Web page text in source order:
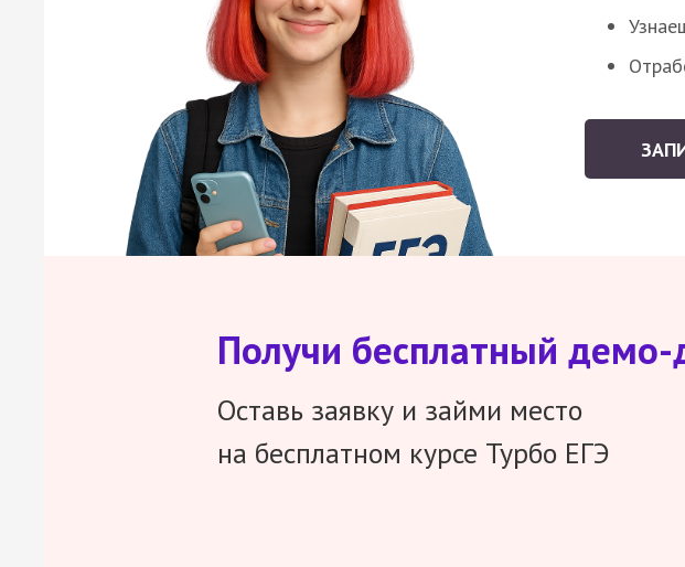
Получи бесплатный демо-
Оставь заявку и займи место
на бесплатном курсе Турбо ЕГЭ